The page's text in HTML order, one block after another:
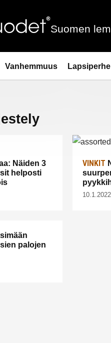
Suomen
Vanhemmuus Lapsiperhe
Näiden 3
helposti
VINKIT
10.1.2022
palojen